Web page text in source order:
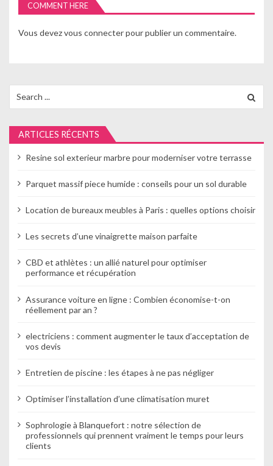
g
i
n
d
e
l
’
t
c
COMMENT HERE
Vous devezvous connecterpour publier un commentaire.
for:
ARTICLES RÉCENTS
Resine sol exterieur marbre pour moderniser votre terrasse
Parquet massif piece humide : conseils pour un sol durable
Location de bureaux meubles à Paris : quelles options choisir
Les secrets d’une vinaigrette maison parfaite
CBD et athlètes : un allié naturel pour optimiser
performance et récupération
Assurance voiture en ligne : Combien économise-t-on
réellement par an ?
electriciens : comment augmenter le taux d’acceptation de
vos devis
Entretien de piscine : les étapes à ne pas négliger
Optimiser l’installation d’une climatisation muret
Sophrologie à Blanquefort : notre sélection de
professionnels qui prennent vraiment le temps pour leurs
clients